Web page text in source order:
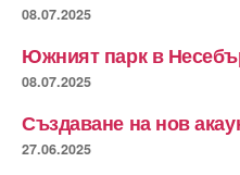
08.07.2025
Южният парк в
08.07.2025
Създаване на нов
27.06.2025